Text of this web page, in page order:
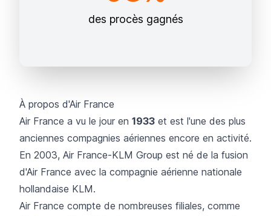
des procès gagnés
À propos d'Air France
Air France a vu le jour en 1933 et est l'une des plus
anciennes compagnies aériennes encore en activité.
En 2003, Air France-KLM Group est né de la fusion
d'Air France avec la compagnie aérienne nationale
hollandaise KLM.
Air France compte de nombreuses filiales, comme